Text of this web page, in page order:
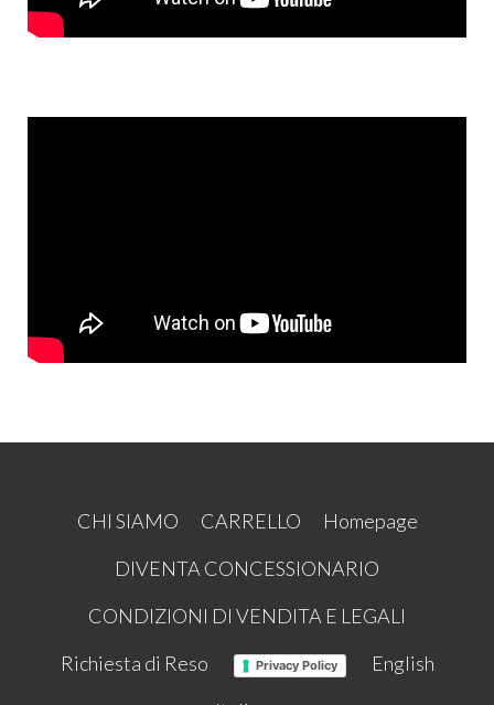
CHI SIAMO CARRELLO
Homepage
DIVENTA CONCESSIONARIO
CONDIZIONI DI VENDITA E LEGALI
Richiesta di Reso
Privacy Policy
English